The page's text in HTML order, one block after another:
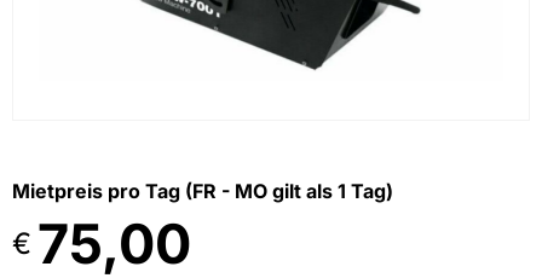
Mietpreis pro Tag (FR - MO gilt als 1 Tag)
€ 75,00